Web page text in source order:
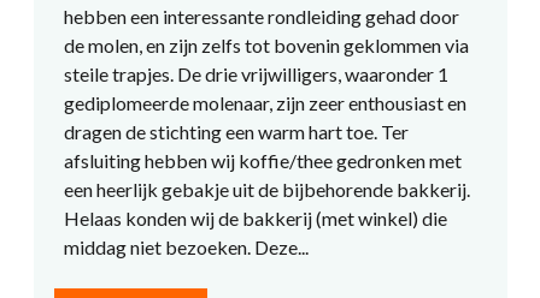
hebben een interessante rondleiding gehad door
de molen, en zijn zelfs tot bovenin geklommen via
steile trapjes. De drie vrijwilligers, waaronder 1
gediplomeerde molenaar, zijn zeer enthousiast en
dragen de stichting een warm hart toe. Ter
afsluiting hebben wij koffie/thee gedronken met
een heerlijk gebakje uit de bijbehorende bakkerij.
Helaas konden wij de bakkerij (met winkel) die
middag niet bezoeken. Deze...